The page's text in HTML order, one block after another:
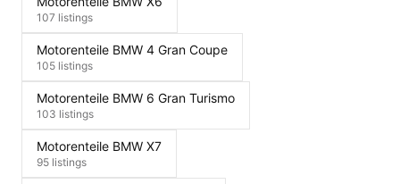
107 listings
Motorenteile BMW 4 Gran Coupe
105 listings
Motorenteile BMW 6 Gran Turismo
103 listings
Motorenteile BMW X7
95 listings